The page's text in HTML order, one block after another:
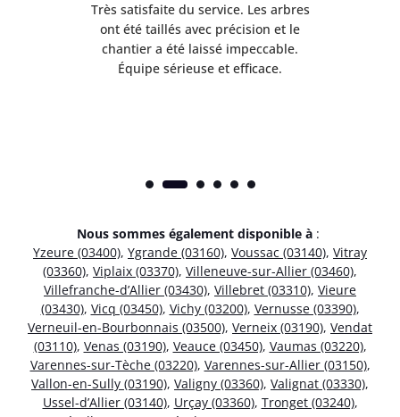
Très satisfaite du service. Les arbres
ont été taillés avec précision et le
chantier a été laissé impeccable.
Équipe sérieuse et efficace.
Nous sommes également disponible à :
Yzeure (03400), Ygrande (03160), Voussac (03140), Vitray
(03360), Viplaix (03370), Villeneuve-sur-Allier (03460),
Villefranche-d’Allier (03430), Villebret (03310), Vieure
(03430), Vicq (03450), Vichy (03200), Vernusse (03390),
Verneuil-en-Bourbonnais (03500), Verneix (03190), Vendat
(03110), Venas (03190), Veauce (03450), Vaumas (03220),
Varennes-sur-Tèche (03220), Varennes-sur-Allier (03150),
Vallon-en-Sully (03190), Valigny (03360), Valignat (03330),
Ussel-d’Allier (03140), Urçay (03360), Tronget (03240),